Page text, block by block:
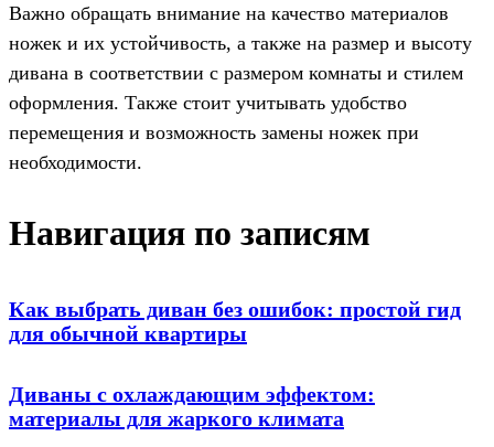
Важно обращать внимание на качество материалов
ножек и их устойчивость, а также на размер и высоту
дивана в соответствии с размером комнаты и стилем
оформления. Также стоит учитывать удобство
перемещения и возможность замены ножек при
необходимости.
Навигация по записям
Как выбрать диван без ошибок: простой гид
для обычной квартиры
Диваны с охлаждающим эффектом:
материалы для жаркого климата